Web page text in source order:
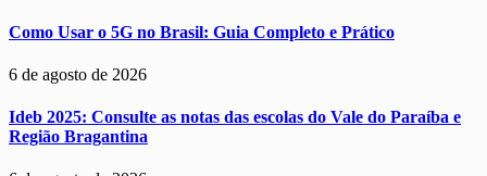
Como Usar o 5G no Brasil: Guia Completo e Prático
6 de agosto de 2026
Ideb 2025: Consulte as notas das escolas do Vale do Paraíba e
Região Bragantina